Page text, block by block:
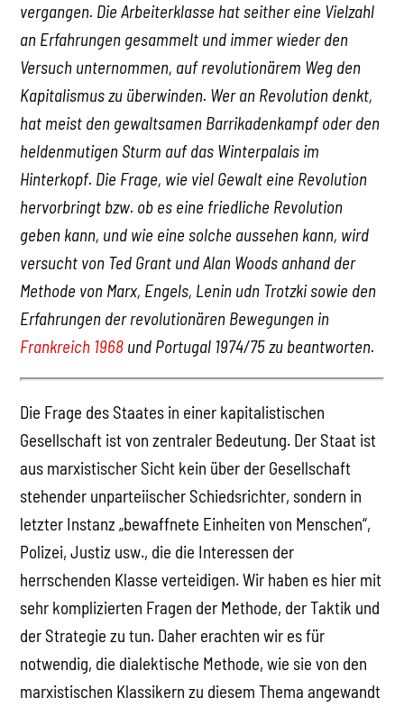
vergangen. Die Arbeiterklasse hat seither eine Vielzahl
an Erfahrungen gesammelt und immer wieder den
Versuch unternommen, auf revolutionärem Weg den
Kapitalismus zu überwinden. Wer an Revolution denkt,
hat meist den gewaltsamen Barrikadenkampf oder den
heldenmutigen Sturm auf das Winterpalais im
Hinterkopf. Die Frage, wie viel Gewalt eine Revolution
hervorbringt bzw. ob es eine friedliche Revolution
geben kann, und wie eine solche aussehen kann, wird
versucht von Ted Grant und Alan Woods anhand der
Methode von Marx, Engels, Lenin udn Trotzki sowie den
Erfahrungen der revolutionären Bewegungen in
Frankreich 1968 und Portugal 1974/75 zu beantworten.
Die Frage des Staates in einer kapitalistischen
Gesellschaft ist von zentraler Bedeutung. Der Staat ist
aus marxistischer Sicht kein über der Gesellschaft
stehender unparteiischer Schiedsrichter, sondern in
letzter Instanz „bewaffnete Einheiten von Menschen“,
Polizei, Justiz usw., die die Interessen der
herrschenden Klasse verteidigen. Wir haben es hier mit
sehr komplizierten Fragen der Methode, der Taktik und
der Strategie zu tun. Daher erachten wir es für
notwendig, die dialektische Methode, wie sie von den
marxistischen Klassikern zu diesem Thema angewandt